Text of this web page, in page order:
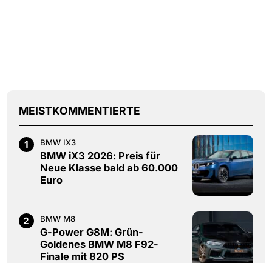
MEISTKOMMENTIERTE
1 BMW IX3
BMW iX3 2026: Preis für
Neue Klasse bald ab 60.000
Euro
2 BMW M8
G-Power G8M: Grün-
Goldenes BMW M8 F92-
Finale mit 820 PS